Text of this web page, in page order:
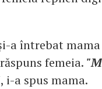
a întrebat
femeia.
, i-a spus mama.